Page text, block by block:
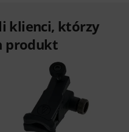
klienci, którzy
produkt